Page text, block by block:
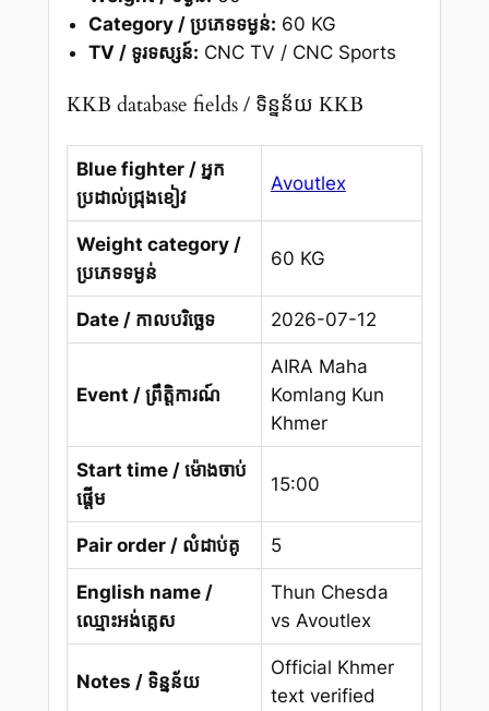
Category / ប្រភេទទម្ងន់: 60 KG
TV / ទូរទស្សន៍: CNC TV / CNC Sports
KKB database fields / ទិន្នន័យ KKB
Blue fighter / អ្នក
ប្រដាល់ជ្រុងខៀវ
Avoutlex
Weight category /
ប្រភេទទម្ងន់
60 KG
Date / កាលបរិច្ឆេទ 2026-07-12
Event / ព្រឹត្តិការណ៍
AIRA Maha
Komlang Kun
Khmer
Start time / ម៉ោងចាប់
ផ្តើម
15:00
Pair order / លំដាប់គូ 5
English name /
ឈ្មោះអង់គ្លេស
Thun Chesda
vs Avoutlex
Notes / ទិន្នន័យ
Official Khmer
text verified